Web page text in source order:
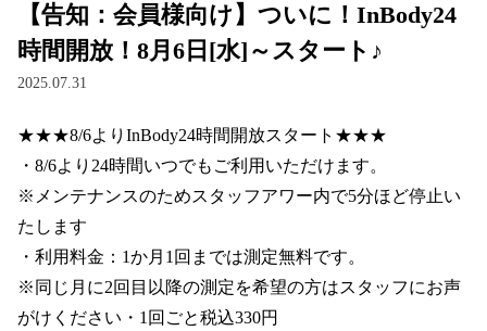
【告知：会員様向け】ついに！InBody24
時間開放！8月6日[水]～スタート♪
2025.07.31
★★★8/6よりInBody24時間開放スタート★★★
・8/6より24時間いつでもご利用いただけます。
※メンテナンスのためスタッフアワー内で5分ほど停止い
たします
・利用料金：1か月1回までは測定無料です。
※同じ月に2回目以降の測定を希望の方はスタッフにお声
がけください・1回ごと税込330円